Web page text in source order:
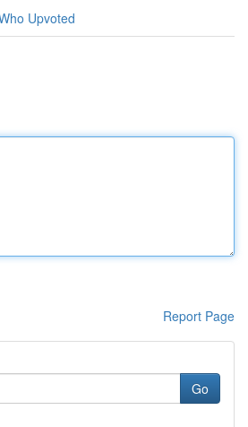
Upvoted
Report Page
Go